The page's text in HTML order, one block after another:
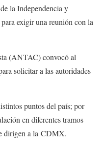
la Independencia y
exigir una reunión con la
(ANTAC) convocó al
solicitar a las autoridades
puntos del país; por
en diferentes tramos
dirigen a la CDMX.